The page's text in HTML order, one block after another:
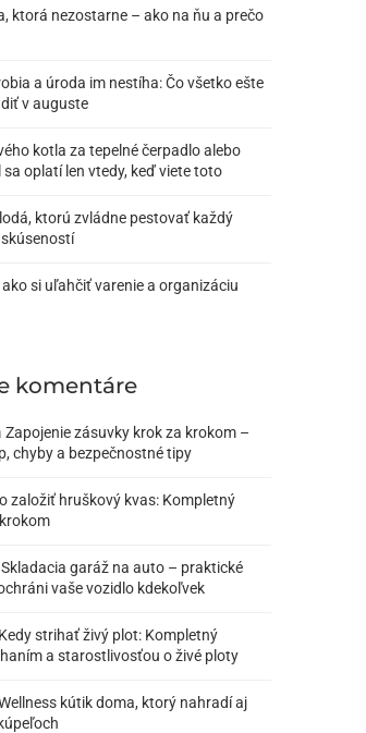
ktorá nezostarne – ako na ňu a prečo
a úroda im nestíha: Čo všetko ešte
v auguste
kotla za tepelné čerpadlo alebo
oplatí len vtedy, keď viete toto
ktorú zvládne pestovať každý
si uľahčiť varenie a organizáciu
komentáre
Zapojenie zásuvky krok za krokom –
chyby a bezpečnostné tipy
založiť hruškový kvas: Kompletný
Skladacia garáž na auto – praktické
vaše vozidlo kdekoľvek
Kedy strihať živý plot: Kompletný
a starostlivosťou o živé ploty
kútik doma, ktorý nahradí aj